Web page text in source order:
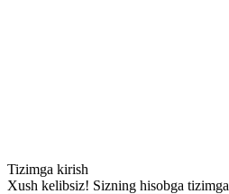
Tizimga kirish
Xush kelibsiz! Sizning hisobga tizimga